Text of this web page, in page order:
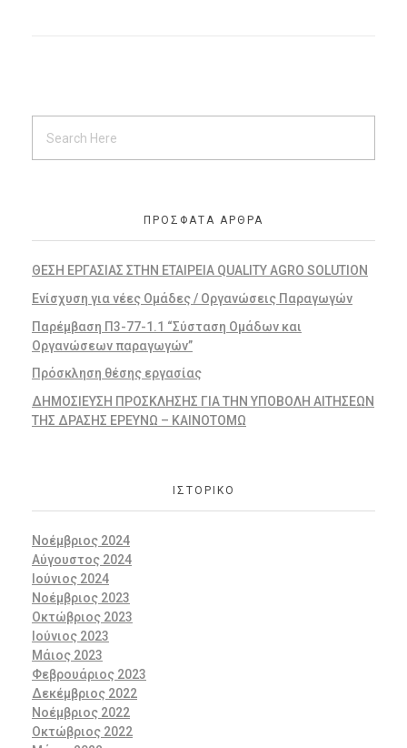
ΠΡΌΣΦΑΤΑ ΆΡΘΡΑ
ΘΕΣΗ ΕΡΓΑΣΙΑΣ ΣΤΗΝ ΕΤΑΙΡΕΙΑ QUALITY AGRO SOLUTION
Ενίσχυση για νέες Ομάδες / Οργανώσεις Παραγωγών
Παρέμβαση Π3-77-1.1 “Σύσταση Ομάδων και
Οργανώσεων παραγωγών”
Πρόσκληση θέσης εργασίας
ΔΗΜΟΣΙΕΥΣΗ ΠΡΟΣΚΛΗΣΗΣ ΓΙΑ ΤΗΝ ΥΠΟΒΟΛΗ ΑΙΤΗΣΕΩΝ
ΤΗΣ ΔΡΑΣΗΣ ΕΡΕΥΝΩ – ΚΑΙΝΟΤΟΜΩ
ΙΣΤΟΡΙΚΌ
Νοέμβριος 2024
Αύγουστος 2024
Ιούνιος 2024
Νοέμβριος 2023
Οκτώβριος 2023
Ιούνιος 2023
Μάιος 2023
Φεβρουάριος 2023
Δεκέμβριος 2022
Νοέμβριος 2022
Οκτώβριος 2022